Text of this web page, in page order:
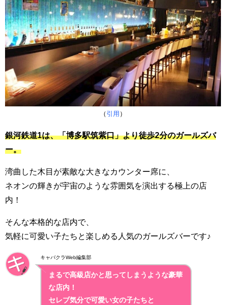
（ 引用 ）
銀河鉄道1は、「博多駅筑紫口」より徒歩2分のガールズバ
ー。
湾曲した木目が素敵な大きなカウンター席に、
ネオンの輝きが宇宙のような雰囲気を演出する極上の店
内！
そんな本格的な店内で、
気軽に可愛い子たちと楽しめる人気のガールズバーです♪
キャバクラWeb編集部
まるで高級店かと思ってしまうような豪華
な店内！
セレブ気分で可愛い女の子たちと